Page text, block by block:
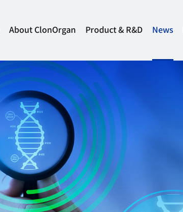
About ClonOrgan Product & R&D News